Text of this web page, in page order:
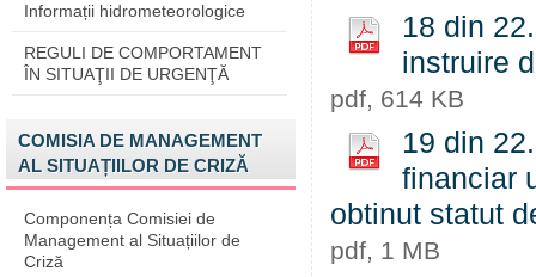
Informații hidrometeorologice
REGULI DE COMPORTAMENT
ÎN SITUAŢII DE URGENŢĂ
COMISIA DE MANAGEMENT
AL SITUAȚIILOR DE CRIZĂ
Componența Comisiei de
Management al Situațiilor de
Criză
18 din
instruire
pdf, 614 KB
19 din
financiar
obtinut statut
pdf, 1 MB